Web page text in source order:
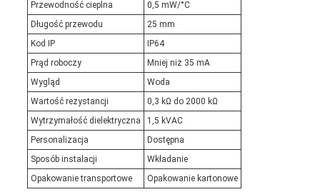
Przewodność cieplna
0,5 mW/°C
Długość przewodu
25 mm
Kod IP
IP64
Prąd roboczy
Mniej niż 35 mA
Wygląd
Woda
Wartość rezystancji
0,3 kΩ do 2000 kΩ
Wytrzymałość dielektryczna
1,5 kVAC
Personalizacja
Dostępna
Sposób instalacji
Wkładanie
Opakowanie transportowe
Opakowanie kartonowe